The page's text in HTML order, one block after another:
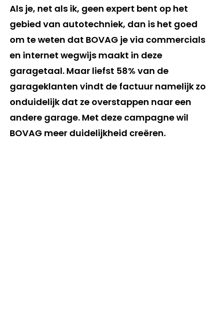
Als je, net als ik, geen expert bent op het
gebied van autotechniek, dan is het goed
om te weten dat BOVAG je via commercials
en internet wegwijs maakt in deze
garagetaal. Maar liefst 58% van de
garageklanten vindt de factuur namelijk zo
onduidelijk dat ze overstappen naar een
andere garage. Met deze campagne wil
BOVAG meer duidelijkheid creëren.